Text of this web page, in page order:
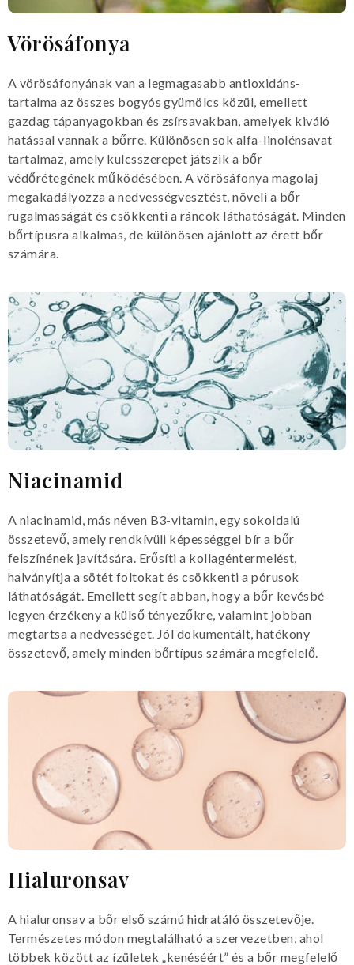
Vörösáfonya
A vörösáfonyának van a legmagasabb antioxidáns-
tartalma az összes bogyós gyümölcs közül, emellett
gazdag tápanyagokban és zsírsavakban, amelyek kiváló
hatással vannak a bőrre. Különösen sok alfa-linolénsavat
tartalmaz, amely kulcsszerepet játszik a bőr
védőrétegének működésében. A vörösáfonya magolaj
megakadályozza a nedvességvesztést, növeli a bőr
rugalmasságát és csökkenti a ráncok láthatóságát. Minden
bőrtípusra alkalmas, de különösen ajánlott az érett bőr
számára.
Niacinamid
A niacinamid, más néven B3-vitamin, egy sokoldalú
összetevő, amely rendkívüli képességgel bír a bőr
felszínének javítására. Erősíti a kollagéntermelést,
halványítja a sötét foltokat és csökkenti a pórusok
láthatóságát. Emellett segít abban, hogy a bőr kevésbé
legyen érzékeny a külső tényezőkre, valamint jobban
megtartsa a nedvességet. Jól dokumentált, hatékony
összetevő, amely minden bőrtípus számára megfelelő.
Hialuronsav
A hialuronsav a bőr első számú hidratáló összetevője.
Természetes módon megtalálható a szervezetben, ahol
többek között az ízületek „kenéséért” és a bőr megfelelő